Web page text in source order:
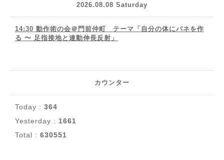
2026.08.08 Saturday
14:30 動作術の会＠門前仲町 テーマ「自分の体にバネを作
る 〜 足指接地と連動伸長反射」
カウンター
Today : 364
Yesterday : 1661
Total : 630551